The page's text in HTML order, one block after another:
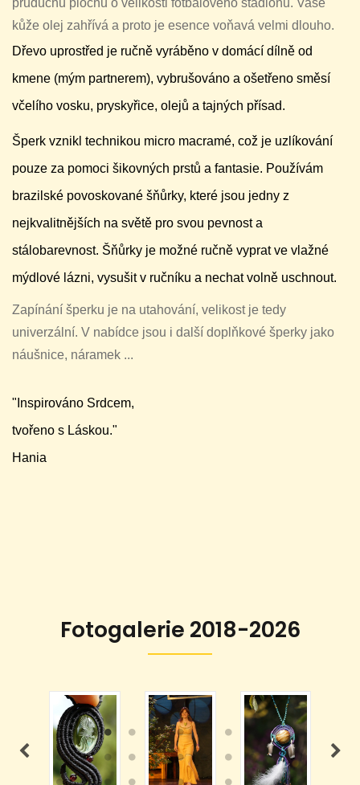
průduchů plochu o velikosti fotbalového stadionu. Vaše
kůže olej zahřívá a proto je esence voňavá velmi dlouho.
Dřevo uprostřed je ručně vyráběno v domácí dílně od
kmene (mým partnerem), vybrušováno a ošetřeno směsí
včelího vosku, pryskyřice, olejů a tajných přísad.
Šperk vznikl technikou micro macramé, což je uzlíkování
pouze za pomoci šikovných prstů a fantasie. Používám
brazilské povoskované šňůrky, které jsou jedny z
nejkvalitnějších na světě pro svou pevnost a
stálobarevnost. Šňůrky je možné ručně vyprat ve vlažné
mýdlové lázni, vysušit v ručníku a nechat volně uschnout.
Zapínání šperku je na utahování, velikost je tedy
univerzální. V nabídce jsou i další doplňkové šperky jako
náušnice, náramek ...
"Inspirováno Srdcem,
tvořeno s Láskou."
Hania
Fotogalerie 2018-2026